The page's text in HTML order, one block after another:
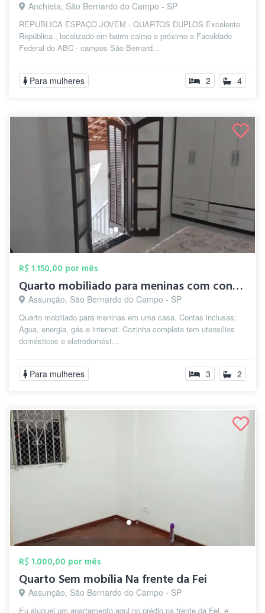
Anchieta, São Bernardo do Campo - SP
REPUBLICA ESPAÇO JOVEM - QUARTOS DUPLOS Excelente
República , localizado em bairro calmo e próximo a Faculdade
Federal do ABC - campos São Bernard...
Para mulheres 2 4
R$ 1.150,00 por mês
Quarto mobiliado para meninas com contas...
Assunção, São Bernardo do Campo - SP
Quarto mobiliado para meninas em uma casa. Contas inclusas:
Agua, energia, gás e internet. Cozinha completa tem utensílios
domésticos e eletrodomést...
Para mulheres 3 2
R$ 1.000,00 por mês
Quarto Sem mobília Na frente da Fei
Assunção, São Bernardo do Campo - SP
Eu aluguei um apartamento aqui no prédio na frente da Fei, e